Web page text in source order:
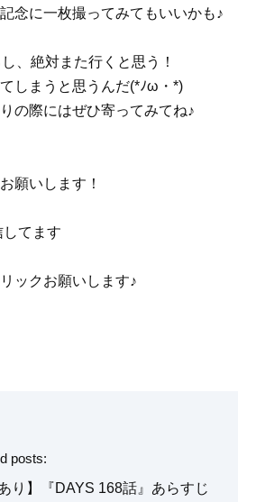
念に一枚撮ってみてもいいかも♪
、絶対また行くと思う！
しまうと思うんだ(*ﾉω・*)
の際にはぜひ寄ってみてね♪
願いします！
してます
ックお願いします♪
posts:
り】『DAYS 168話』あらすじ